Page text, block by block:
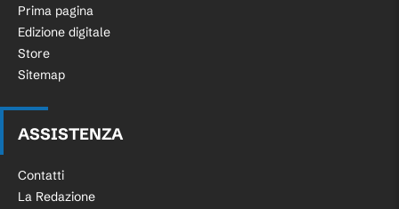
Prima pagina
Edizione digitale
Store
Sitemap
ASSISTENZA
Contatti
La Redazione